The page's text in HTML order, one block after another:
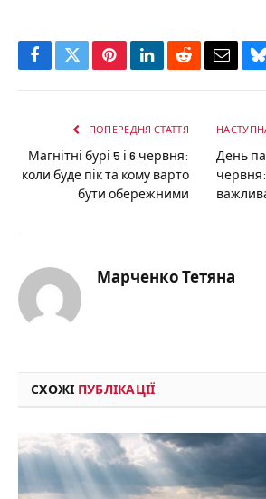
Facebook
TwitterPinterestLinkedInRedditEmail
ПОПЕРЕДНЯ СТАТТЯ
Магнітні бурі 5 і 6 червня:
коли буде пік та кому варто
бути обережними
День
Марченко Тетяна
СХОЖІ ПУБЛІКАЦІЇ